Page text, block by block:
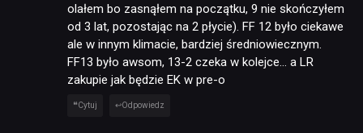
olałem bo zasnąłem na początku, 9 nie skończyłem
od 3 lat, pozostając na 2 płycie). FF 12 było ciekawe
ale w innym klimacie, bardziej średniowiecznym.
FF13 było awsom, 13-2 czeka w kolejce… a LR
zakupie jak będzie EK w pre-o
Cytuj Odpowiedz